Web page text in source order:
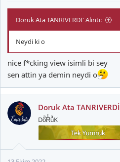
Doruk Ata TANRIVERDİ' Alıntı:
Neydi ki o
nice f*cking view isimli bi sey
sen attin ya demin neydi o
Doruk Ata TANRIVERDİ
DoͣRͭuͣK